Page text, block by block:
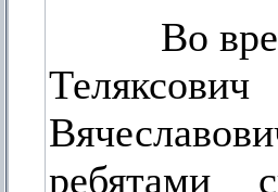
Во время